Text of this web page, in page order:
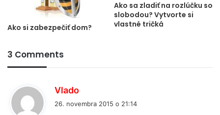
Ako si zabezpečiť dom?
Ako sa zladiť na rozlúčku so
slobodou? Vytvorte si
vlastné tričká
3 Comments
Vlado
26. novembra 2015 o 21:14